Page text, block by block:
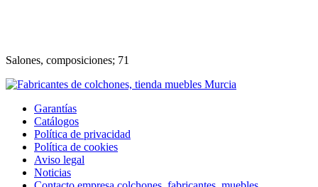
Salones, composiciones; 71
Garantías
Catálogos
Política de privacidad
Política de cookies
Aviso legal
Noticias